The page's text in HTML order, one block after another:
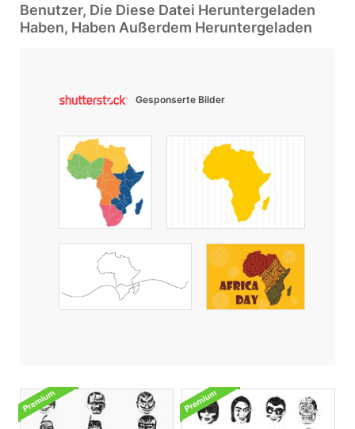
Benutzer, Die Diese Datei Heruntergeladen
Haben, Haben Außerdem Heruntergeladen
Gesponserte Bilder